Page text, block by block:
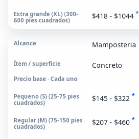
$418 - $1044 *
Mamposteria
Concreto
Precio base · Cada uno
$145 - $322 *
$207 - $460 *